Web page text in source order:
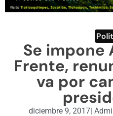
ENGLISH
Se impone
Frente,
va por
diciembre 9, 2017|